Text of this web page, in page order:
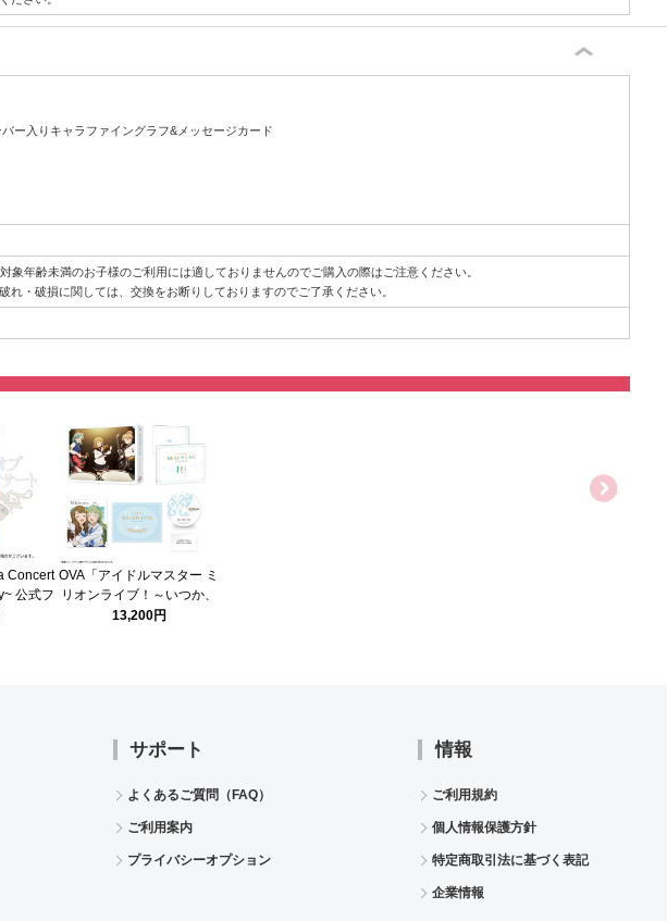
ー入りキャラファイングラフ&メッセージカード
年齢未満のお子様のご利用には適しておりませんのでご購入の際はご注意ください。
・破損に関しては、交換をお断りしておりますのでご了承ください。
Concert
公式フ
ル(エク
OVA「アイドルマスター ミ
リオンライブ！～いつか、
真ん中で～」Blu-ray
13,200円
サポート
よくあるご質問（FAQ）
ご利用案内
プライバシーオプション
情報
ご利用規約
個人情報保護方針
特定商取引法に基づく表記
企業情報